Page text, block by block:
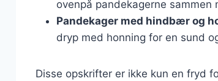
ovenpå pandekagerne
Pandekager med hindbær og
dryp med honning for en sund
Disse opskrifter er ikke kun en fryd